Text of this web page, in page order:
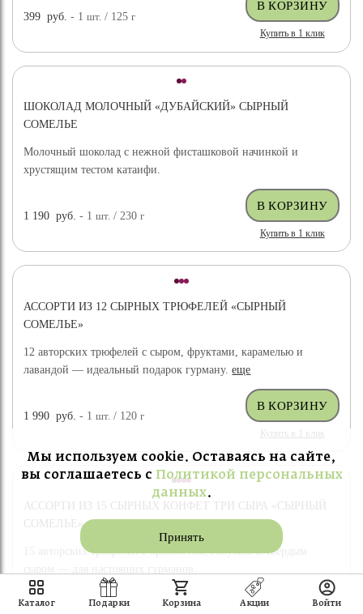
399 руб. - 1шт. / 125г
Купить в 1 клик
ШОКОЛАД МОЛОЧНЫЙ «ДУБАЙСКИЙ» СЫРНЫЙ
СОМЕЛЬЕ
Молочный шоколад с нежной фисташковой начинкой и
хрустящим тестом катаифи.
1 190 руб. - 1шт. / 230г
Купить в 1 клик
АССОРТИ ИЗ 12 СЫРНЫХ ТРЮФЕЛЕЙ «СЫРНЫЙ
СОМЕЛЬЕ»
12 авторских трюфелей с сыром, фруктами, карамелью и
лавандой — идеальный подарок гурману.еще
1 990 руб. - 1шт. / 120г
Купить в 1 клик
АССОРТИ ИЗ 15 СЫРНЫХ КОНФЕТ ТРИ СЫРА «СЫРНЫЙ
СОМЕЛЬЕ»
15 авторских трюфелей с брюностом, голубым и твёрдым
Мы используем cookie. Оставаясь на сайте,
вы соглашаетесь с Политикой персональных
данных.
Принять
Каталог Подарки Корзина Акции Войти